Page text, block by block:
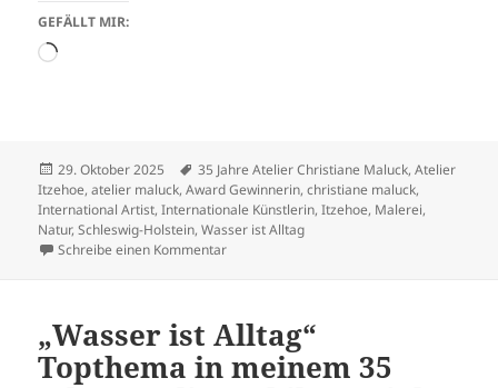
GEFÄLLT MIR:
Wird
Veröffentlicht
am
29. Oktober 2025 Schlagwörter
35 Jahre Atelier Christiane Maluck,Atelier
Itzehoe,atelier maluck,Award Gewinnerin,christiane maluck,
International Artist,Internationale Künstlerin,Itzehoe, Malerei,
Natur,Schleswig-Holstein,Wasser ist Alltag
Schreibe einen Kommentarzu „Die Schönheit des Wassers“
„Wasser ist Alltag“
Topthema in meinem 35